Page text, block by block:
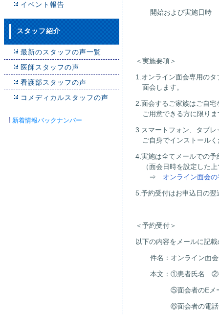
イベント報告
スタッフ紹介
最新のスタッフの声一覧
医師スタッフの声
看護部スタッフの声
コメディカルスタッフの声
新着情報バックナンバー
開始および実施日時
＜実施要項＞
1.オンライン面会専用の
面会します。
2.面会するご家族はご自
ご用意できる方に限りま
3.スマートフォン、タブ
ご自身でインストール
4.実施は全てメールでの
（面会日時を設定した上
⇒ オンライン面会
5.予約受付はお申込日の
＜予約受付＞
以下の内容をメールに記
件名：オンライン面
本文：①患者氏名 ②
⑤面会者のEメール
⑥面会者の電話